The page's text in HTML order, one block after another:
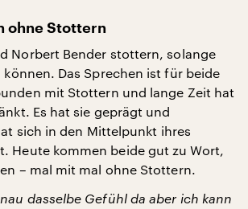
ohne Stottern
Norbert Bender stottern, solange
Das Sprechen ist für beide
mit Stottern und lange Zeit hat
Es hat sie geprägt und
sich in den Mittelpunkt ihres
Heute kommen beide gut zu Wort,
– mal mit mal ohne Stottern.
dasselbe Gefühl da aber ich kann